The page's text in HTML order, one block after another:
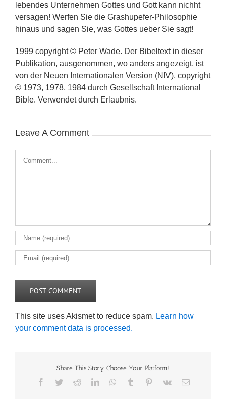
lebendes Unternehmen Gottes und Gott kann nichht
versagen! Werfen Sie die Grashupefer-Philosophie
hinaus und sagen Sie, was Gottes ueber Sie sagt!
1999 copyright © Peter Wade. Der Bibeltext in dieser
Publikation, ausgenommen, wo anders angezeigt, ist
von der Neuen Internationalen Version (NIV), copyright
© 1973, 1978, 1984 durch Gesellschaft International
Bible. Verwendet durch Erlaubnis.
Leave A Comment
This site uses Akismet to reduce spam. Learn how
your comment data is processed.
Share This Story, Choose Your Platform!
Facebook
TwitterRedditLinkedInWhatsApp
Tumblr Pinterest
Vk Email